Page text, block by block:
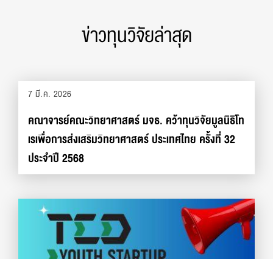
ข่าวทุนวิจัยล่าสุด
7 มี.ค. 2026
คณาจารย์คณะวิทยาศาสตร์ มจธ. คว้าทุนวิจัยมูลนิธิโท
เรเพื่อการส่งเสริมวิทยาศาสตร์ ประเทศไทย ครั้งที่ 32
ประจำปี 2568